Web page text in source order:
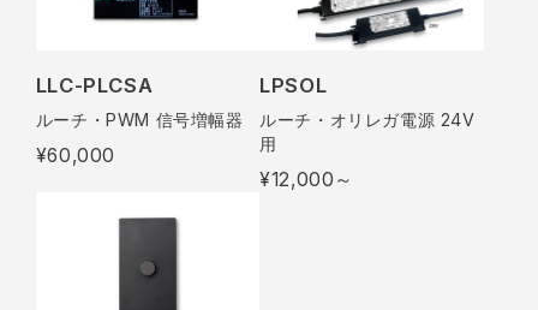
LLC-PLCSA
ルーチ・PWM 信号増幅器
¥60,000
LPSOL
ルーチ・オリレガ電源 24V
用
¥12,000～